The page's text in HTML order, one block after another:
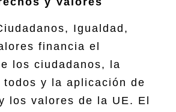
Igualdad,
financia el
los ciudadanos, la
todos y la aplicación de
los valores de la UE. El